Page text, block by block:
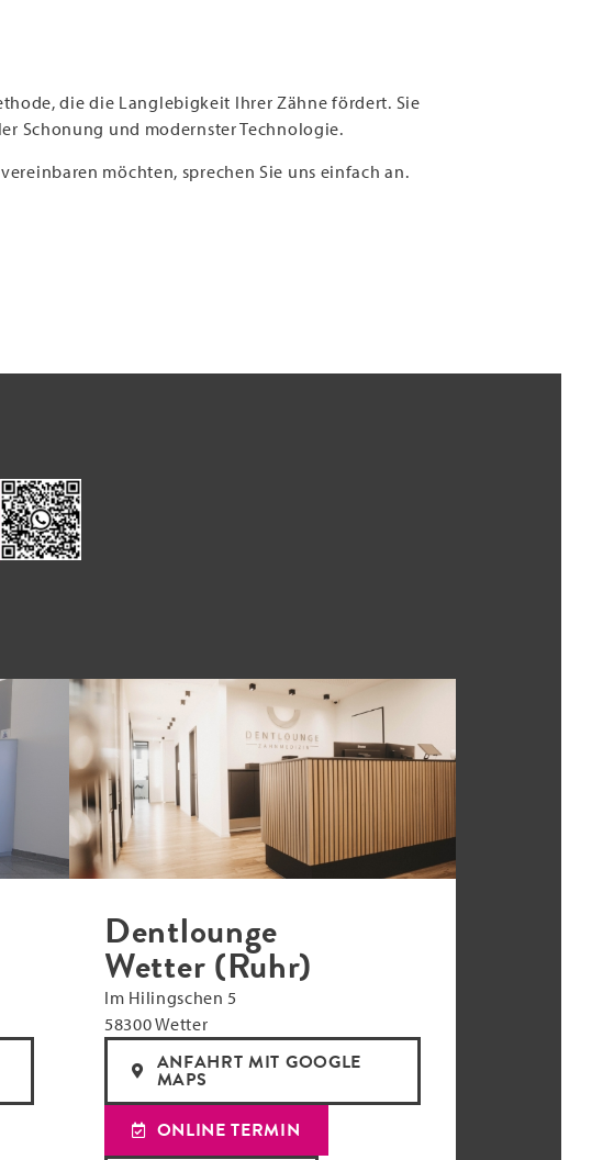
die die Langlebigkeit Ihrer Zähne fördert. Sie
Schonung und modernster Technologie.
möchten, sprechen Sie uns einfach an.
Dentlounge
Wetter (Ruhr)
Im Hilingschen 5
58300 Wetter
ANFAHRT MIT GOOGLE
MAPS
ONLINE TERMIN